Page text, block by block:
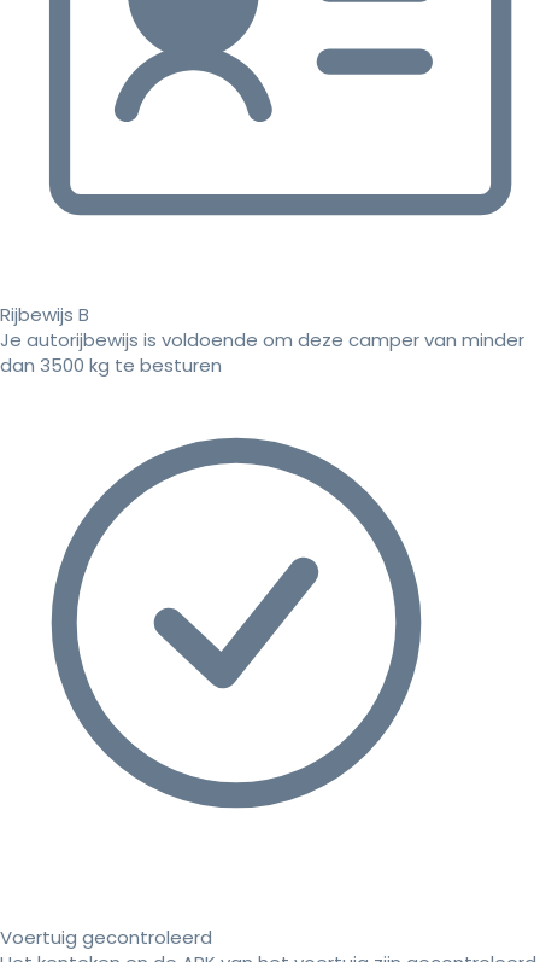
Rijbewijs B
Je autorijbewijs is voldoende om deze camper van minder
dan 3500 kg te besturen
Voertuig gecontroleerd